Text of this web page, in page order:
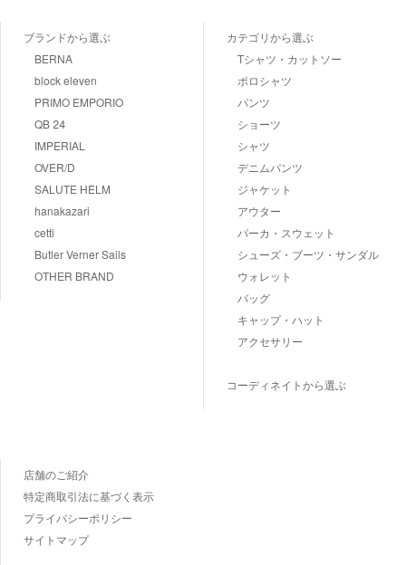
ブランドから選ぶ
BERNA
block eleven
PRIMO EMPORIO
QB 24
IMPERIAL
OVER/D
SALUTE HELM
hanakazari
cetti
Butler Verner Sails
OTHER BRAND
カテゴリから選ぶ
Tシャツ・カットソー
ポロシャツ
パンツ
ショーツ
シャツ
デニムパンツ
ジャケット
アウター
パーカ・スウェット
シューズ・ブーツ・サンダル
ウォレット
バッグ
キャップ・ハット
アクセサリー
コーディネイトから選ぶ
店舗のご紹介
特定商取引法に基づく表示
プライバシーポリシー
サイトマップ